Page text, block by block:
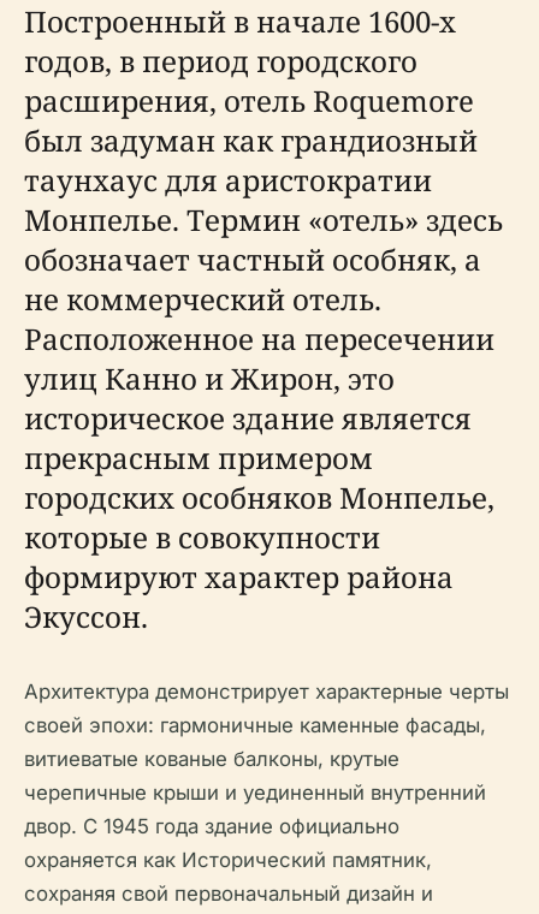
Построенный в начале 1600-х
годов, в период городского
расширения, отель Roquemore
был задуман как грандиозный
таунхаус для аристократии
Монпелье. Термин «отель» здесь
обозначает частный особняк, а
не коммерческий отель.
Расположенное на пересечении
улиц Канно и Жирон, это
историческое здание является
прекрасным примером
городских особняков Монпелье,
которые в совокупности
формируют характер района
Экуссон.
Архитектура демонстрирует характерные черты
своей эпохи: гармоничные каменные фасады,
витиеватые кованые балконы, крутые
черепичные крыши и уединенный внутренний
двор. С 1945 года здание официально
охраняется как Исторический памятник,
сохраняя свой первоначальный дизайн и